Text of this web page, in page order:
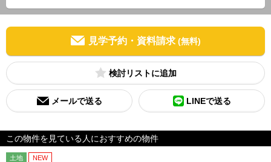
見学予約・資料請求 (無料)
検討リスト
メールで送る LINEで送る
この物件を見ている人におすすめの物件
土地 NEW